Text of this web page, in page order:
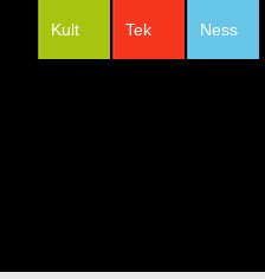
Ness
Tek
Kult